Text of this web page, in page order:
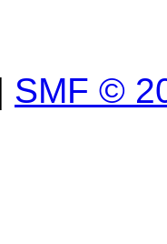
SMF ©